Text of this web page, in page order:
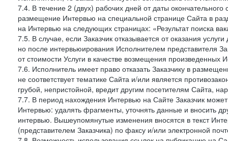
7.4. В течение 2 (двух) рабочих дней от даты
размещение Интервью на специальной странице Сайта в
на Интервью на следующих страницах: «Результат поиска
7.5. В случае, если Заказчик отказывается от оказания
но после интервьюирования Исполнителем представителя
от стоимости Услуги в качестве возмещения произведенных
7.6. Исполнитель имеет право отказать Заказчику в
не соответствует тематике Сайта и/или является
грубой, непристойной, вредит другим посетителям Сайта,
7.7. В период нахождения Интервью на Сайте Заказчик
Интервью: удалять фрагменты, уточнять данные и вносить
интервью. Вышеупомянутые изменения вносятся в текст
(представителем Заказчика) по факсу и/или электронной